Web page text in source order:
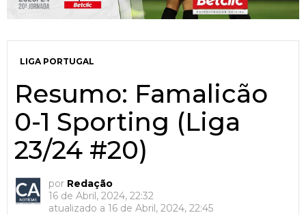
LIGA PORTUGAL
Resumo: Famalicão
0-1 Sporting (Liga
23/24 #20)
por Redação
16 de Abril, 2024, 22:32
atualizado a 16 de Abril, 2024, 22:45